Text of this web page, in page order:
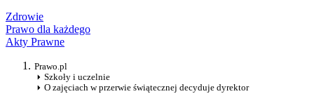
Zdrowie
Prawo dla każdego
Akty Prawne
Prawo.pl
Szkoły i uczelnie
O zajęciach w przerwie świątecznej decyduje dyrektor